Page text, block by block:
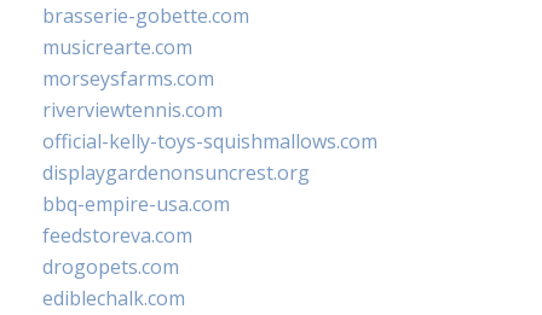
brasserie-gobette.com
musicrearte.com
morseysfarms.com
riverviewtennis.com
official-kelly-toys-squishmallows.com
displaygardenonsuncrest.org
bbq-empire-usa.com
feedstoreva.com
drogopets.com
ediblechalk.com